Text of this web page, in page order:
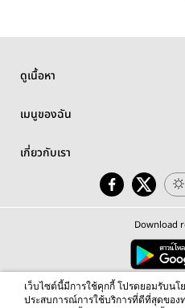
ดูเนื้อหา
เมนูของฉัน
เกี่ยวกับเรา
Download
© 2026 readAwrite.com by MEB
This site is protected by reCAPTCHA and the
เว็บไซต์นี้มีการใช้คุกกี้ โปรดยอมรับนโ
ประสบการณ์การใช้บริการที่ดีที่สุดของ